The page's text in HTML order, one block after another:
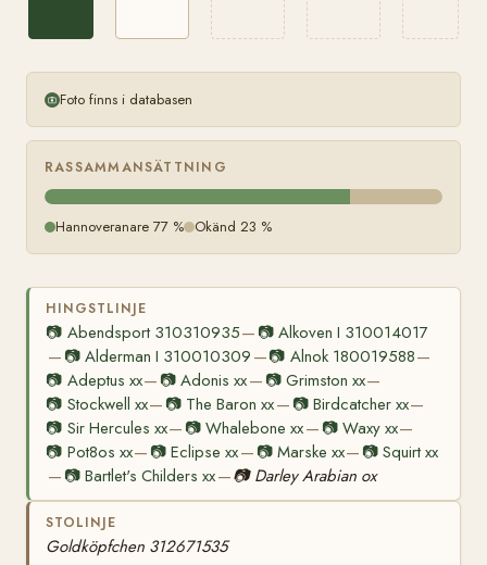
Foto finns i databasen
RASSAMMANSÄTTNING
Hannoveranare 77 % Okänd 23 %
HINGSTLINJE
📷 Abendsport 310310935— 📷Alkoven I 310014017
— 📷Alderman I 310010309 —📷 Alnok 180019588—
📷 Adeptus xx— 📷Adonis xx— 📷 Grimston xx—
📷 Stockwell xx— 📷 The Baron xx— 📷 Birdcatcher xx—
📷 Sir Hercules xx— 📷Whalebone xx— 📷 Waxy xx—
📷 Pot8os xx— 📷Eclipse xx— 📷 Marske xx— 📷 Squirt xx
— 📷Bartlet's Childers xx—📷 Darley Arabian ox
STOLINJE
Goldköpfchen 312671535